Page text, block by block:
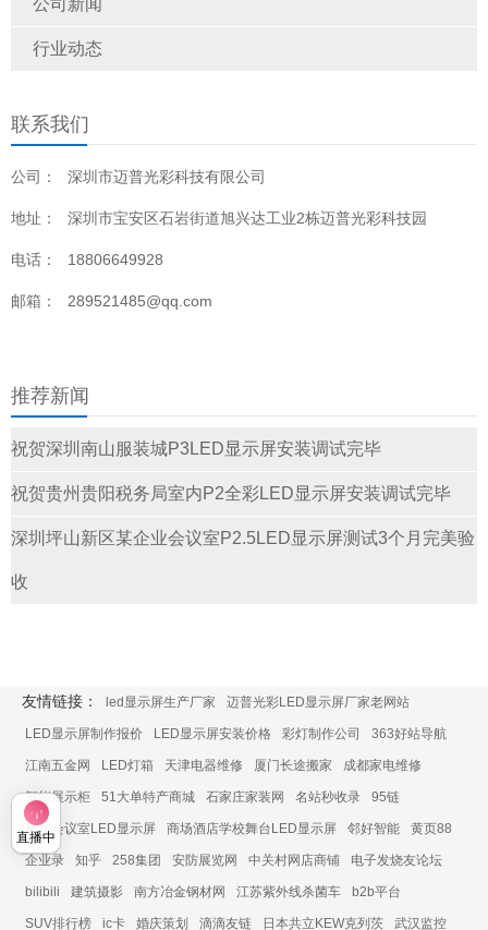
公司新闻
行业动态
联系我们
公司： 深圳市迈普光彩科技有限公司
地址： 深圳市宝安区石岩街道旭兴达工业2栋迈普光彩科技园
电话： 18806649928
邮箱： 289521485@qq.com
推荐新闻
祝贺深圳南山服装城P3LED显示屏安装调试完毕
祝贺贵州贵阳税务局室内P2全彩LED显示屏安装调试完毕
深圳坪山新区某企业会议室P2.5LED显示屏测试3个月完美验
收
友情链接： led显示屏生产厂家 迈普光彩LED显示屏厂家老网站
LED显示屏制作报价 LED显示屏安装价格 彩灯制作公司 363好站导航
江南五金网 LED灯箱 天津电器维修 厦门长途搬家 成都家电维修
智能展示柜 51大单特产商城 石家庄家装网 名站秒收录 95链
展厅会议室LED显示屏 商场酒店学校舞台LED显示屏 邻好智能 黄页88
企业录 知乎 258集团 安防展览网 中关村网店商铺 电子发烧友论坛
bilibili 建筑摄影 南方冶金钢材网 江苏紫外线杀菌车 b2b平台
SUV排行榜 ic卡 婚庆策划 滴滴友链 日本共立KEW克列茨 武汉监控
直播中